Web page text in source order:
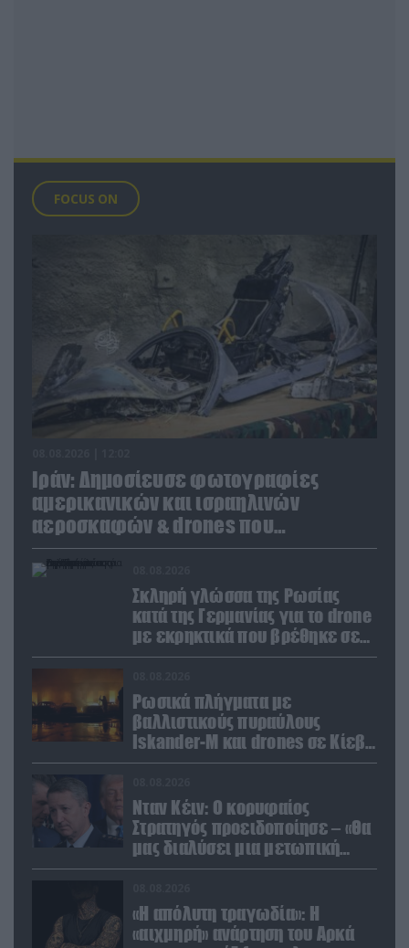
FOCUS ON
Ιράν: Δημοσίευσε φωτογραφίες
αμερικανικών και ισραηλινών
αεροσκαφών & drones που
καταρρίφθηκαν
Σκληρή γλώσσα της Ρωσίας
κατά της Γερμανίας για το drone
με εκρηκτικά που βρέθηκε σε
αεροδρόμιο της Λειψίας
Ρωσικά πλήγματα με
βαλλιστικούς πυραύλους
Iskander-M και drones σε Κίεβο
και Ντνιπροπετρόφσκ: Ισχυρές
Νταν Κέιν: Ο κορυφαίος
Στρατηγός προειδοποίησε – «Θα
μας διαλύσει μια μετωπική
σύγκρουση με το Ιράν» – Τι
«Η απόλυτη τραγωδία»: Η
«αιχμηρή» ανάρτηση του Αρκά